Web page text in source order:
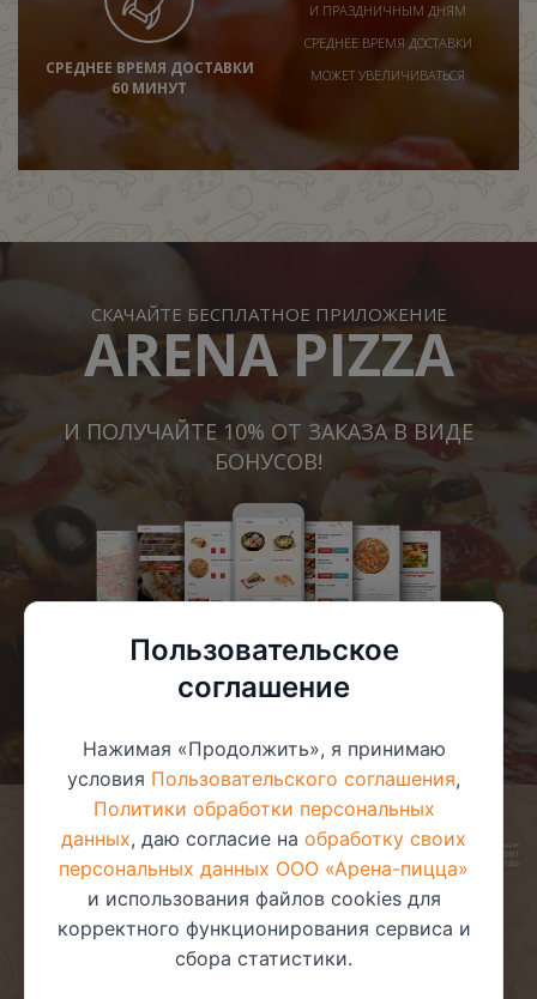
СРЕДНЕЕ ВРЕМЯ ДОСТАВКИ
60 МИНУТ
И ПРАЗДНИЧНЫМ ДНЯМ
СРЕДНЕЕ ВРЕМЯ ДОСТАВКИ
МОЖЕТ УВЕЛИЧИВАТЬСЯ
СКАЧАЙТЕ БЕСПЛАТНОЕ ПРИЛОЖЕНИЕ
ARENA PIZZA
И ПОЛУЧАЙТЕ 10% ОТ ЗАКАЗА В ВИДЕ
БОНУСОВ!
© 2025 ООО «Арена-пицца»
УНП 391272611
Магазин зарегистрирован в торговом реестре 08.05.2017 №381622
Пользовательское
соглашение
Нажимая «Продолжить», я принимаю
условия Пользовательского соглашения,
Политики обработки персональных
данных, даю согласие на обработку своих
персональных данных ООО «Арена-пицца»
и использования файлов cookies для
корректного функционирования сервиса и
сбора статистики.